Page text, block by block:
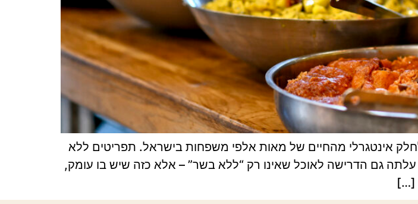
אינטגרלי מהחיים של מאות אלפי משפחות בישראל. תפריטים ללא
גם הדרישה לאוכל שאינו רק “ללא בשר” – אלא כזה שיש בו עומק,
[…]